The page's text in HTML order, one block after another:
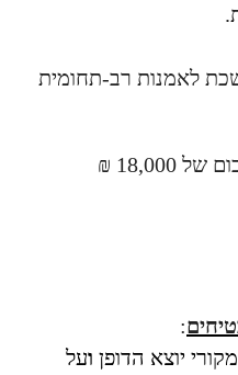
לאמנות רב-תחומית
₪
:
יוצא הדופן ועל